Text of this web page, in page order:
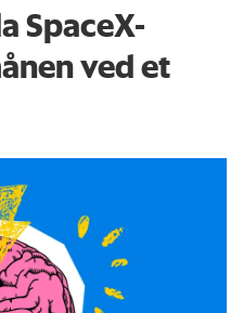
SpaceX-
ved et